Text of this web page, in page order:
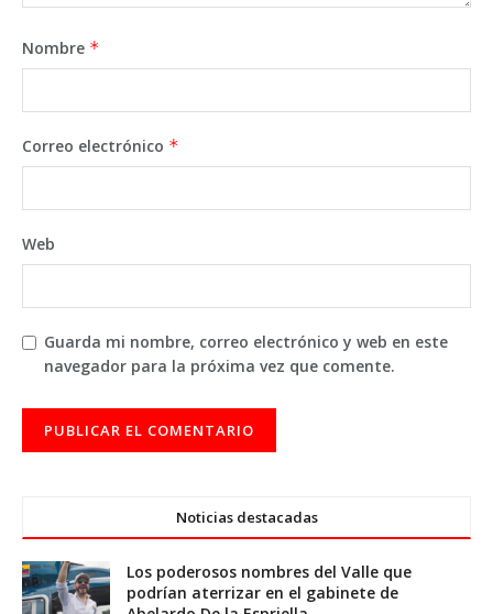
Nombre *
Correo electrónico *
Web
Guarda mi nombre, correo electrónico y web en este
navegador para la próxima vez que comente.
Noticias destacadas
Los poderosos nombres del Valle que
podrían aterrizar en el gabinete de